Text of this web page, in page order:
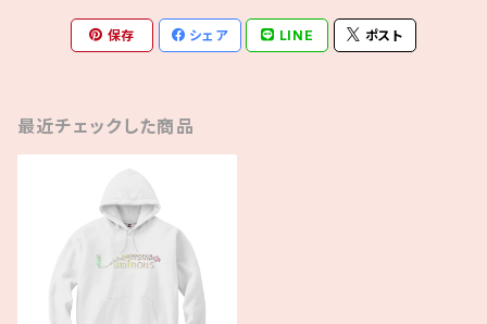
保存 シェア LINE ポスト
最近チェックした商品